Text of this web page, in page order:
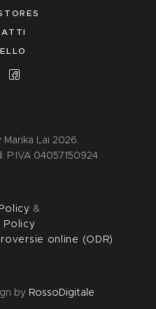
Lai 2026.
P:IVA 04057150924
&
Policy
online (ODR)
by RossoDigitale